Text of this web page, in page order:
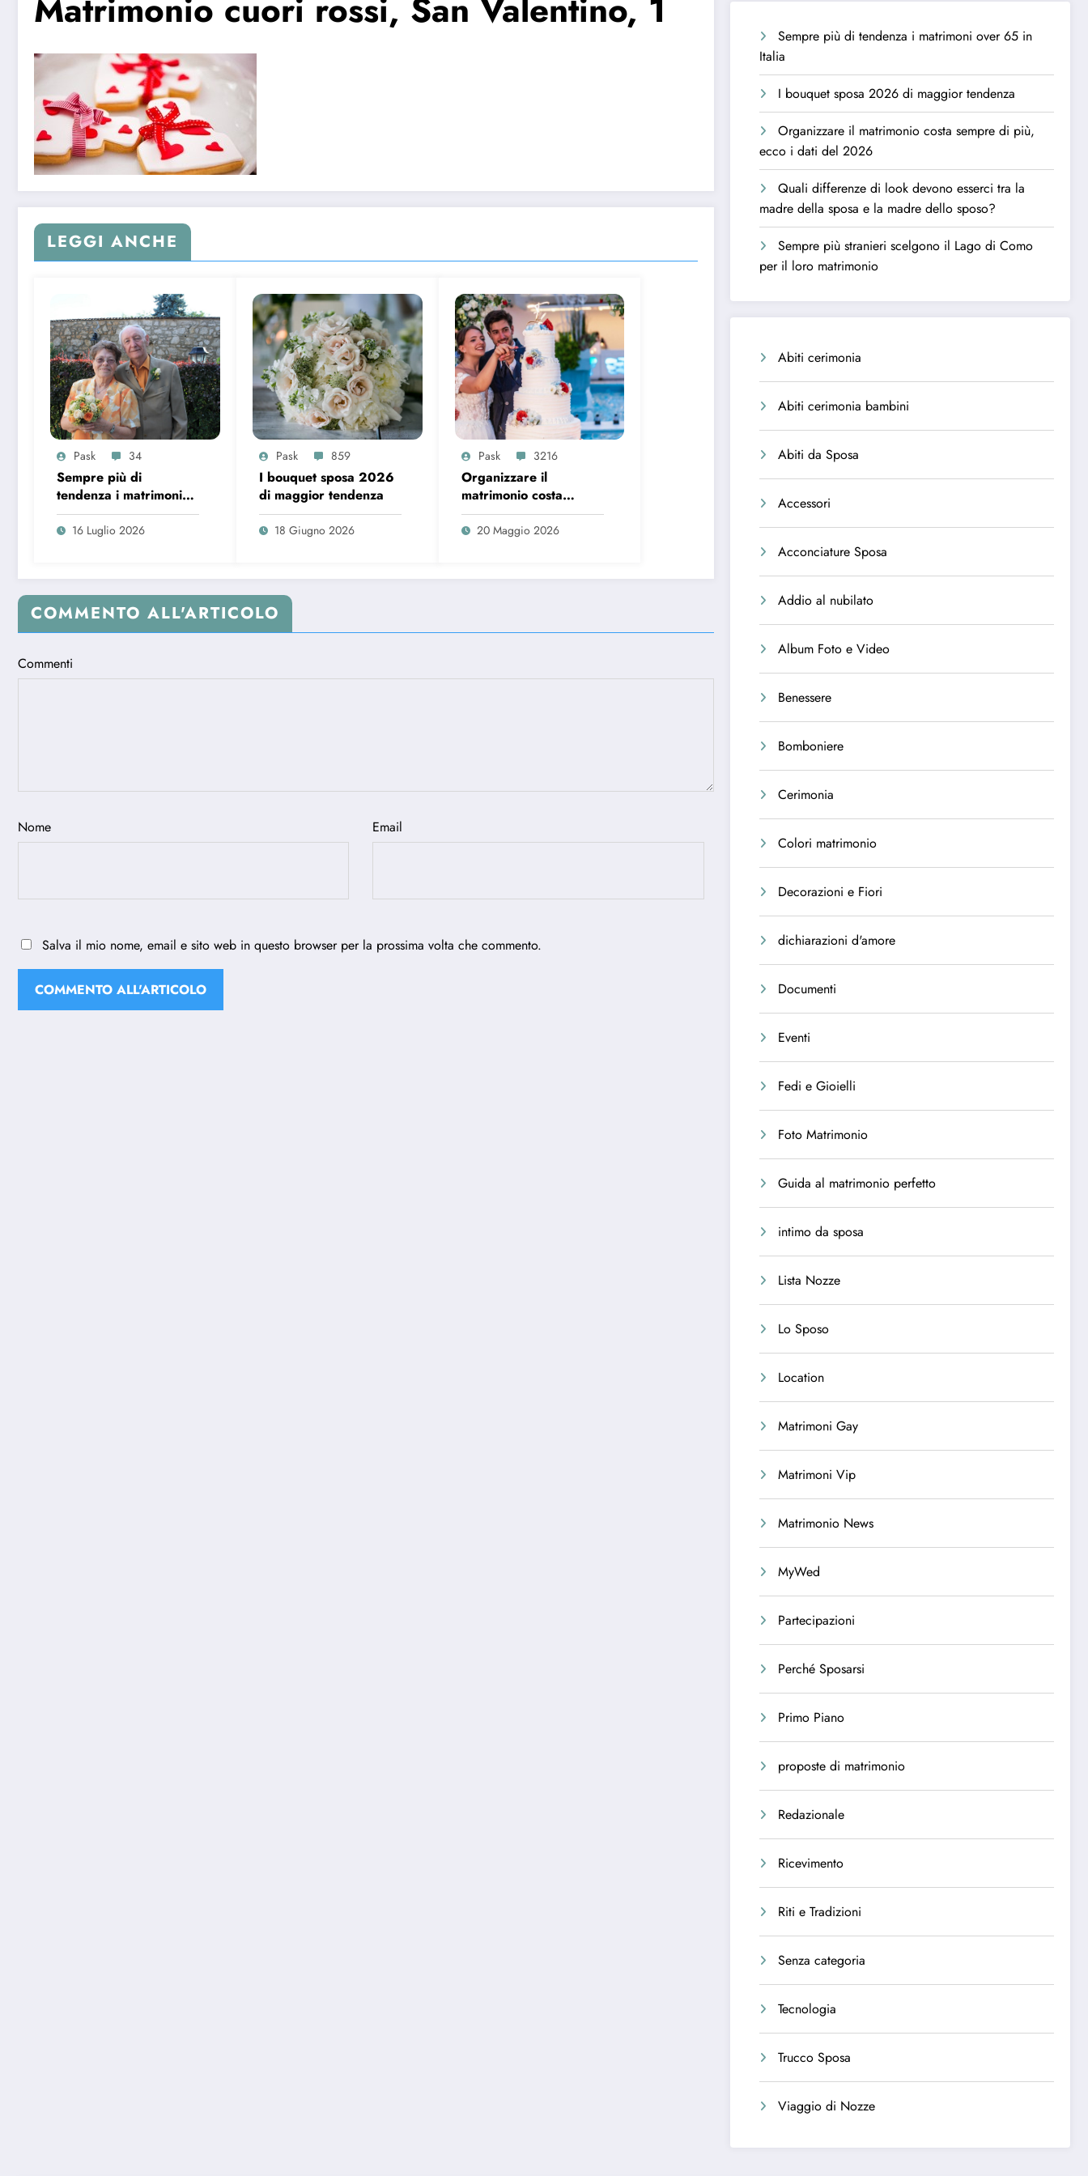
LEGGI ANCHE
Pask 34
Sempre più di
tendenza i matrimoni
over 65 in Italia
16 Luglio 2026
Pask 859
I bouquet sposa 2026
di maggior tendenza
18 Giugno 2026
Pask 3216
Organizzare il
matrimonio costa
sempre di più, ecco i
dati del 2026
20 Maggio 2026
COMMENTO ALL'ARTICOLO
Commenti
Nome Email
Salva il mio nome, email e sito web in questo browser per la prossima volta che commento.
Sempre più di tendenza i matrimoni over 65 in
Italia
I bouquet sposa 2026 di maggior tendenza
Organizzare il matrimonio costa sempre di più,
ecco i dati del 2026
Quali differenze di look devono esserci tra la
madre della sposa e la madre dello sposo?
Sempre più stranieri scelgono il Lago di Como
per il loro matrimonio
Abiti cerimonia
Abiti cerimonia bambini
Abiti da Sposa
Accessori
Acconciature Sposa
Addio al nubilato
Album Foto e Video
Benessere
Bomboniere
Cerimonia
Colori matrimonio
Decorazioni e Fiori
dichiarazioni d'amore
Documenti
Eventi
Fedi e Gioielli
Foto Matrimonio
Guida al matrimonio perfetto
intimo da sposa
Lista Nozze
Lo Sposo
Location
Matrimoni Gay
Matrimoni Vip
Matrimonio News
MyWed
Partecipazioni
Perché Sposarsi
Primo Piano
proposte di matrimonio
Redazionale
Ricevimento
Riti e Tradizioni
Senza categoria
Tecnologia
Trucco Sposa
Viaggio di Nozze